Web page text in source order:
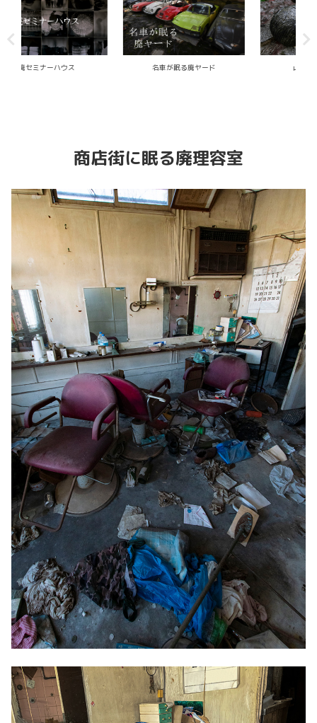
山中の廃宗教施設 能楽堂の廃墟
商店街に眠る廃理容室